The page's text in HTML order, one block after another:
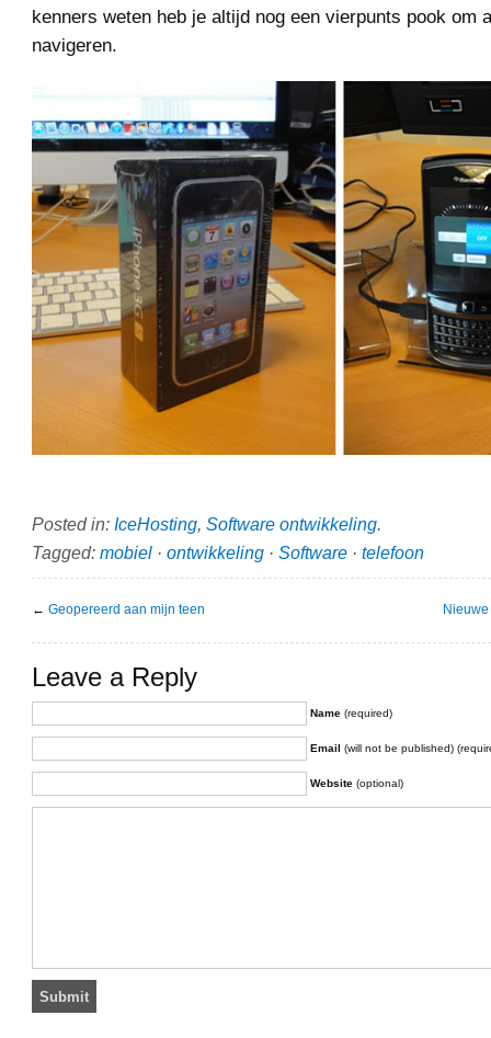
kenners weten heb je altijd nog een vierpunts pook om
navigeren.
Posted in: IceHosting, Software ontwikkeling.
Tagged: mobiel · ontwikkeling · Software · telefoon
← Geopereerd aan mijn teen
Leave a Reply
Name (required)
Email (will not be published)
Website (optional)